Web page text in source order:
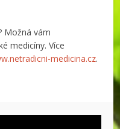
Možná vám
medicíny. Více
medicina.cz.